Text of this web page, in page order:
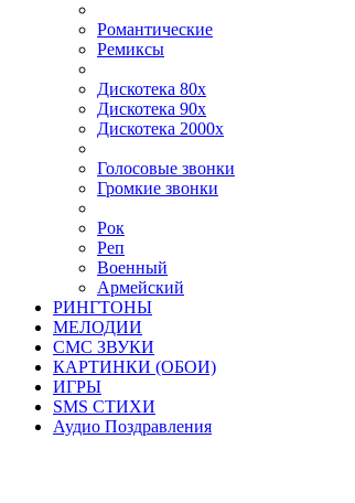
Романтические
Ремиксы
Дискотека 80х
Дискотека 90х
Дискотека 2000х
Голосовые звонки
Громкие звонки
Рок
Реп
Военный
Армейский
РИНГТОНЫ
МЕЛОДИИ
СМС ЗВУКИ
КАРТИНКИ (ОБОИ)
ИГРЫ
SMS СТИХИ
Аудио Поздравления